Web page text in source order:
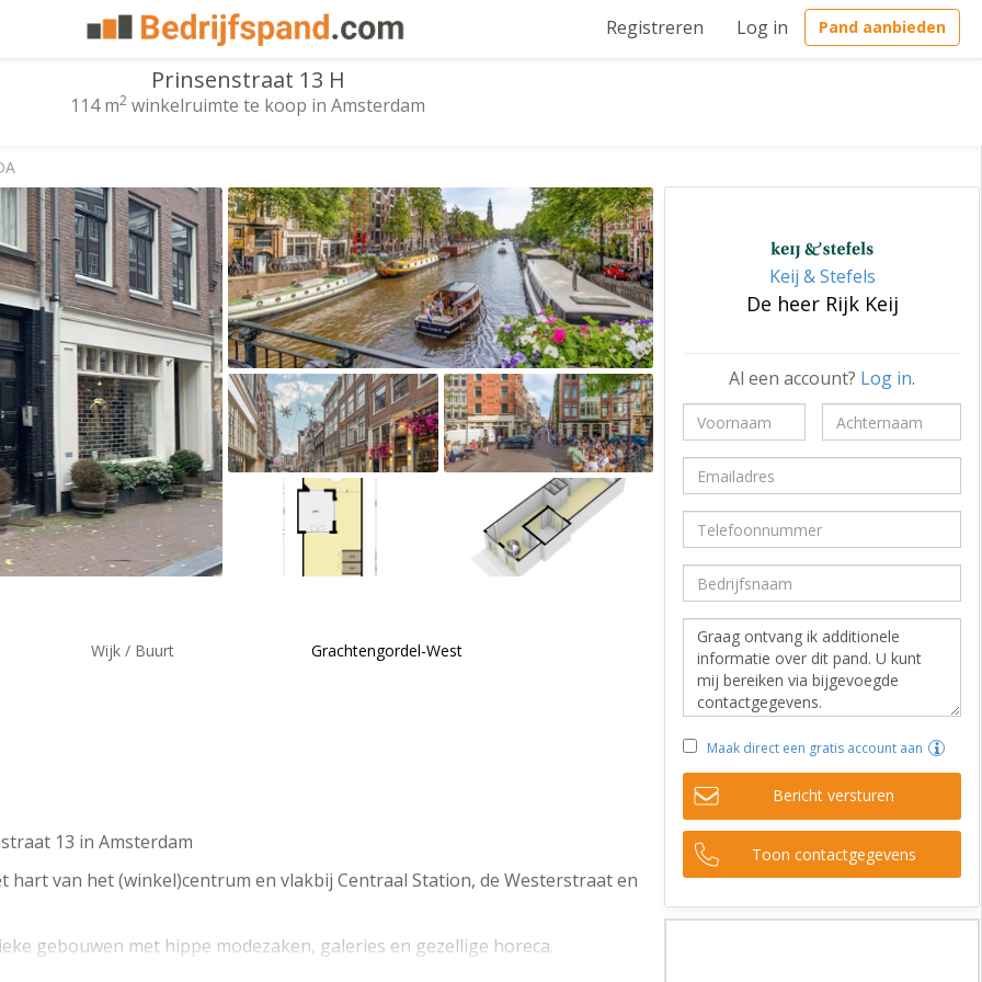
Registreren Log in Pand aanbieden
Prinsenstraat 13 H
114 m2 winkelruimte te koop in Amsterdam
Wijk / Buurt Grachtengordel-West
13 in Amsterdam
hart van het (winkel)centrum en vlakbij Centraal Station, de Westerstraat en
gebouwen met hippe modezaken, galeries en gezellige horeca.
Keij & Stefels
De heer Rijk Keij
Al een account? Log in.
Maak direct een gratis account aan
Bericht versturen
Toon contactgegevens